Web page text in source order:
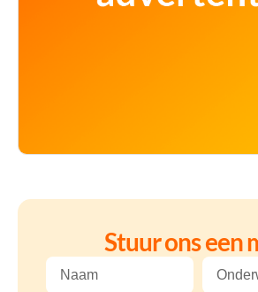
Stuur ons een